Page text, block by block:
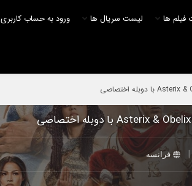
ها لیست سریال ها ورود به حساب کاربری
| فرانسه